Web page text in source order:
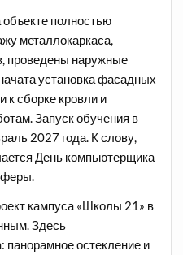
полностью
металлокаркаса,
проведены наружные
установка фасадных
к сборке кровли и
Запуск обучения в
2027 года. К слову,
День компьютерщика
кампуса «Школы 21» в
Здесь
панорамное остекление и